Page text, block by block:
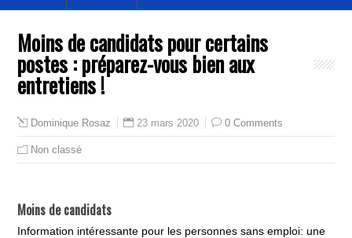
Moins de candidats pour certains
postes : préparez-vous bien aux
entretiens !
Dominique Rosaz 23 mars 2020 0 Comments
Non classé
Moins de candidats
Information intéressante pour les personnes sans emploi: une